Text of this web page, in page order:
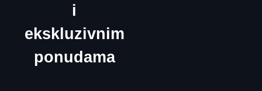
i
ekskluzivnim
ponudama